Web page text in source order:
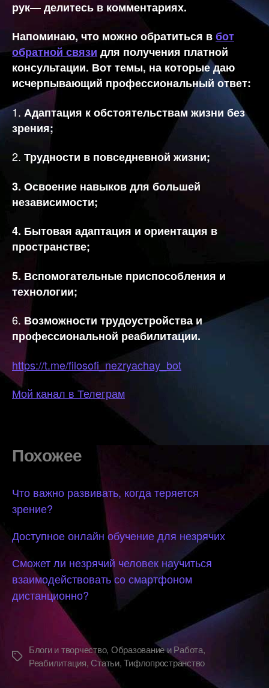
рук— делитесь в комментариях.
Напоминаю, что можно обратиться вбот
обратной связи для получения платной
консультации. Вот темы, на которые даю
исчерпывающий профессиональный ответ:
1. Адаптация к обстоятельствам жизни без
зрения;
2. Трудности в повседневной жизни;
3. Освоение навыков для большей
независимости;
4. Бытовая адаптация и ориентация в
пространстве;
5. Вспомогательные приспособления и
технологии;
6. Возможности трудоустройства и
профессиональной реабилитации.
https://t.me/filosofi_nezryachay_bot
Мой канал в Телеграм
Похожее
Что важно развивать, когда теряется
зрение?
Доступное онлайн обучение для незрячих
Сможет ли незрячий человек научиться
взаимодействовать со смартфоном
дистанционно?
Метки
Блоги и творчество, Образование и Работа,
Реабилитация,Статьи,Тифлопространство